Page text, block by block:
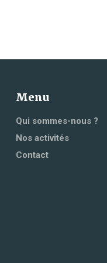
Menu
Qui sommes-nous ?
Nos activités
Contact